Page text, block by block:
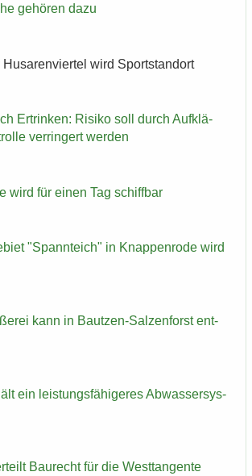
ge­hö­ren dazu
wird Sport­stand­ort
Er­trin­ken: Ri­si­ko soll durch Auf­klä­
ver­rin­gert wer­den
wird für einen Tag schiff­bar
"Spann­teich" in Knap­pen­ro­de wird
kann in Bautzen-​Salzenforst ent­
ein leis­tungs­fä­hi­ge­res Ab­was­ser­sys­
Bau­recht für die West­tan­gen­te